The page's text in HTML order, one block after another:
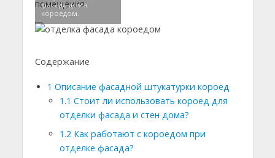
помещения.
фасада дома
короедом.
Содержание
1 Описание фасадной штукатурки короед
1.1 Стоит ли использовать короед для
отделки фасада и стен дома?
1.2Как работают с короедом при
отделке фасада?